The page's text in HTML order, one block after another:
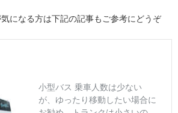
になる方は下記の記事もご参考にどうぞ